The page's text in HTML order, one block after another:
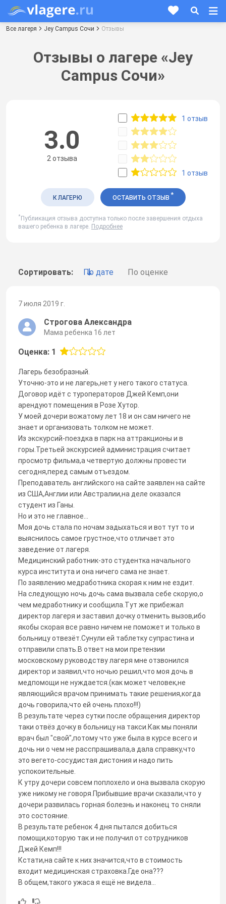
Все лагеря Jey Campus Сочи Отзывы
Отзывы о лагере «Jey
Campus Сочи»
Сортировать: По дате По оценке
7 июля 2019 г.
Строгова Александра
Мама ребенка 16 лет
Оценка: 1
Лагерь безобразный.
Уточню-это и не лагерь,нет у него такого статуса.
Договор идёт с туроператоров Джей Кемп,они
арендуют помещения в Розе Хутор.
У моей дочери вожатому лет 18 и он сам ничего не
знает и организовать толком не может.
Из экскурсий-поездка в парк на аттракционы и в
горы.Третьей экскурсией администрация считает
просмотр фильма,а четвертую должны провести
сегодня,перед самым отъездом.
Преподаватель английского на сайте заявлен на сайте
из США,Англии или Австралии,на деле оказался
студент из Ганы.
Но и это не главное...
Моя дочь стала по ночам задыхаться и вот тут то и
выяснилось самое грустное,что отличает это
заведение от лагеря.
Медицинский работник-это студентка начального
курса института и она ничего сама не знает.
По заявлению медработника скорая к ним не ездит.
На следующую ночь дочь сама вызвала себе скорую,о
чем медработнику и сообщила.Тут же прибежал
директор лагеря и заставил дочку отменить вызов,ибо
якобы скорая все равно ничем не поможет и только в
больницу отвезёт.Сунули ей таблетку супрастина и
отправили спать.В ответ на мои претензии
московскому руководству лагеря мне отзвонился
директор и заявил,что ночью решил,что моя дочь в
медпомощи не нуждается.(как может человек,не
являющийся врачом принимать такие решения,когда
дочь говорила,что ей очень плохо!!!)
В результате через сутки после обращения директор
таки отвёз дочку в больницу на такси.Как мы поняли
врач был "свой",потому что уже была в курсе всего и
дочь ни о чем не расспрашивала,а дала справку,что
это вегето-сосудистая дистония и надо пить
успокоительные.
К утру дочери совсем поплохело и она вызвала скорую
уже никому не говоря.Прибывшие врачи сказали,что у
дочери развилась горная болезнь и наконец то сняли
это состояние.
В результате ребенок 4 дня пытался добиться
помощи,которую так и не получил от сотрудников
Джей Кемп!!!
Кстати,на сайте к них значится,что в стоимость
входит медицинская страховка.Где она???
В общем,такого ужаса я ещё не видела...
3.0
2 отзыва
1 отзыв
1 отзыв
К ЛАГЕРЮ ОСТАВИТЬ ОТЗЫВ *
* Публикация отзыва доступна только после завершения отдыха
вашего ребенка в лагере. Подробнее